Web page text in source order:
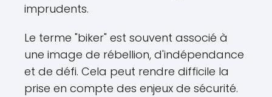
imprudents.
Le terme "biker" est souvent associé à
une image de rébellion, d'indépendance
et de défi. Cela peut rendre difficile la
prise en compte des enjeux de sécurité.